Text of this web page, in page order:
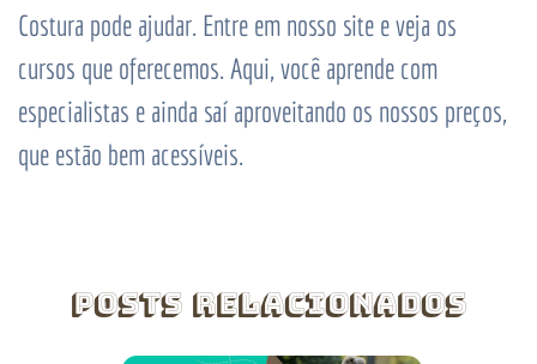
Costura pode ajudar. Entre em nosso site e veja os
cursos que oferecemos. Aqui, você aprende com
especialistas e ainda saí aproveitando os nossos preços,
que estão bem acessíveis.
Posts Relacionados